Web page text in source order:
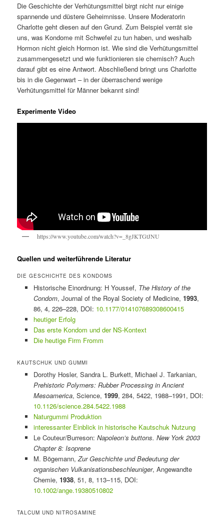
Die Geschichte der Verhütungsmittel birgt nicht nur einige
spannende und düstere Geheimnisse. Unsere Moderatorin
Charlotte geht diesen auf den Grund. Zum Beispiel verrät sie
uns, was Kondome mit Schwefel zu tun haben, und weshalb
Hormon nicht gleich Hormon ist. Wie sind die Verhütungsmittel
zusammengesetzt und wie funktionieren sie chemisch? Auch
darauf gibt es eine Antwort. Abschließend bringt uns Charlotte
bis in die Gegenwart – in der überraschend wenige
Verhütungsmittel für Männer bekannt sind!
Experimente Video
https://www.youtube.com/watch?v=_8gJKTGtJNU
Quellen und weiterführende Literatur
DIE GESCHICHTE DES KONDOMS
Historische Einordnung: H Youssef, The History of the
Condom, Journal of the Royal Society of Medicine, 1993,
86, 4, 226–228, DOI: 10.1177/014107689308600415
heutiger Erfolg
Das erste Kondom und der NS-Kontext
Die heutige Firm Fromm
KAUTSCHUK UND GUMMI
Dorothy Hosler, Sandra L. Burkett, Michael J. Tarkanian,
Prehistoric Polymers: Rubber Processing in Ancient
Mesoamerica, Science, 1999, 284, 5422, 1988–1991, DOI:
10.1126/science.284.5422.1988
Naturgummi Produktion
interessanter Einblick in historische Kautschuk Nutzung
Le Couteur/Burreson: Napoleon’s buttons. New York 2003
Chapter 8: Isoprene
M. Bögemann,Zur Geschichte und Bedeutung der
organischen Vulkanisationsbeschleuniger, Angewandte
Chemie, 1938, 51, 8, 113–115, DOI:
10.1002/ange.19380510802
TALCUM UND NITROSAMINE